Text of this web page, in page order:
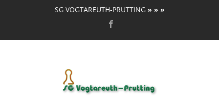
SG VOGTAREUTH-PRUTTING » » »